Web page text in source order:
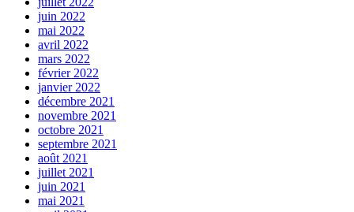
juin 2022
mai 2022
avril 2022
mars 2022
février 2022
janvier 2022
décembre 2021
novembre 2021
octobre 2021
septembre 2021
août 2021
juillet 2021
juin 2021
mai 2021